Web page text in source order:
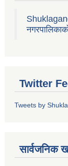
Twitter
Tweets by
सार्वजनिक